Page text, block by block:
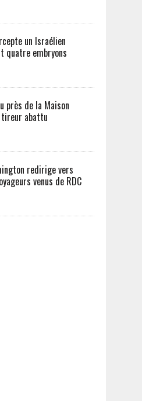
un Israélien
quatre embryons
près de la Maison
tireur abattu
redirige vers
venus de RDC